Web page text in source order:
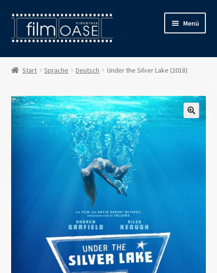
Zur
Navigation
springen
Zum
Inhalt
springen
Menü
Willkommen
Öffnungszeiten
Start Sprache Deutsch Under the Silver Lake (2018)